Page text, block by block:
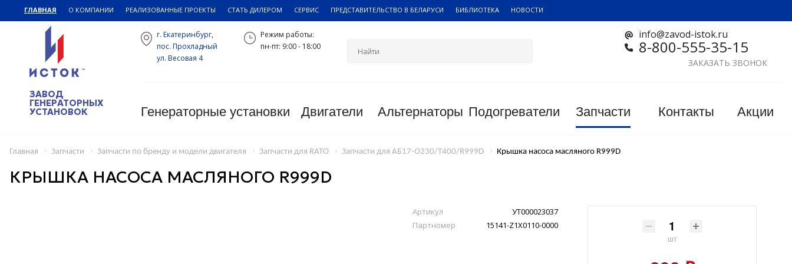
ГЛАВНАЯ О КОМПАНИИ РЕАЛИЗОВАННЫЕ ПРОЕКТЫ СТАТЬ ДИЛЕРОМ СЕРВИС ПРЕДСТАВИТЕЛЬСТВО В БЕЛАРУСИ БИБЛИОТЕКА НОВОСТИ
ЗАВОД
ГЕНЕРАТОРНЫХ
УСТАНОВОК
info@zavod-istok.ru
8-800-555-35-15
ЗАКАЗАТЬ ЗВОНОК
г. Екатеринбург,
пос. Прохладный
ул. Весовая 4
Режим работы:
пн-пт: 9:00 - 18:00
Генераторные установки Двигатели Альтернаторы Подогреватели Запчасти Контакты Акции
Главная Запчасти Запчасти по бренду и модели двигателя Запчасти для RATO Запчасти для АБ17-О230/Т400/R999D Крышка насоса масляного R999D
КРЫШКА НАСОСА МАСЛЯНОГО R999D
Артикул
УТ000023037
Партномер
15141-Z1X0110-0000
шт